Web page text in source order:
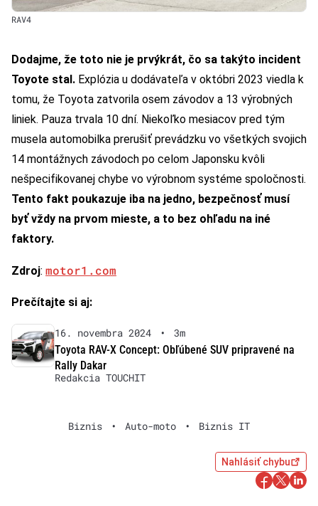
RAV4
Dodajme, že toto nie je prvýkrát, čo sa takýto incident
Toyote stal. Explózia u dodávateľa v októbri 2023 viedla k
tomu, že Toyota zatvorila osem závodov a 13 výrobných
liniek. Pauza trvala 10 dní. Niekoľko mesiacov pred tým
musela automobilka prerušiť prevádzku vo všetkých svojich
14 montážnych závodoch po celom Japonsku kvôli
nešpecifikovanej chybe vo výrobnom systéme spoločnosti.
Tento fakt poukazuje iba na jedno, bezpečnosť musí
byť vždy na prvom mieste, a to bez ohľadu na iné
faktory.
Zdroj: motor1.com
Prečítajte si aj:
16. novembra 2024 •
3m
Toyota RAV-X Concept: Obľúbené SUV pripravené na
Rally Dakar
Redakcia TOUCHIT
Biznis • Auto-moto • Biznis IT
Nahlásiť chybu